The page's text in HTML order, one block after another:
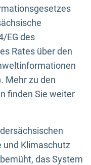
EG des
Rates über den
Mehr zu den
finden Sie weiter
und Klimaschutz
das System